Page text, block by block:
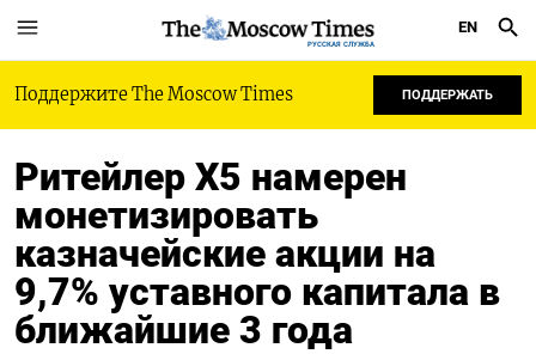
РУССКАЯ СЛУЖБА
EN
Поддержите The Moscow Times ПОДДЕРЖАТЬ
Ритейлер Х5 намерен
монетизировать
казначейские акции на
9,7% уставного капитала в
ближайшие 3 года